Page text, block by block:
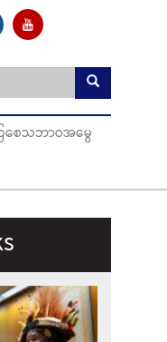
စေသဘာဝအမွေ